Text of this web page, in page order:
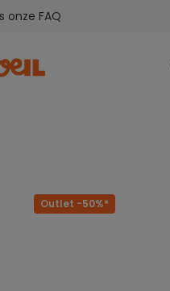
onze FAQ
Outlet -50%*